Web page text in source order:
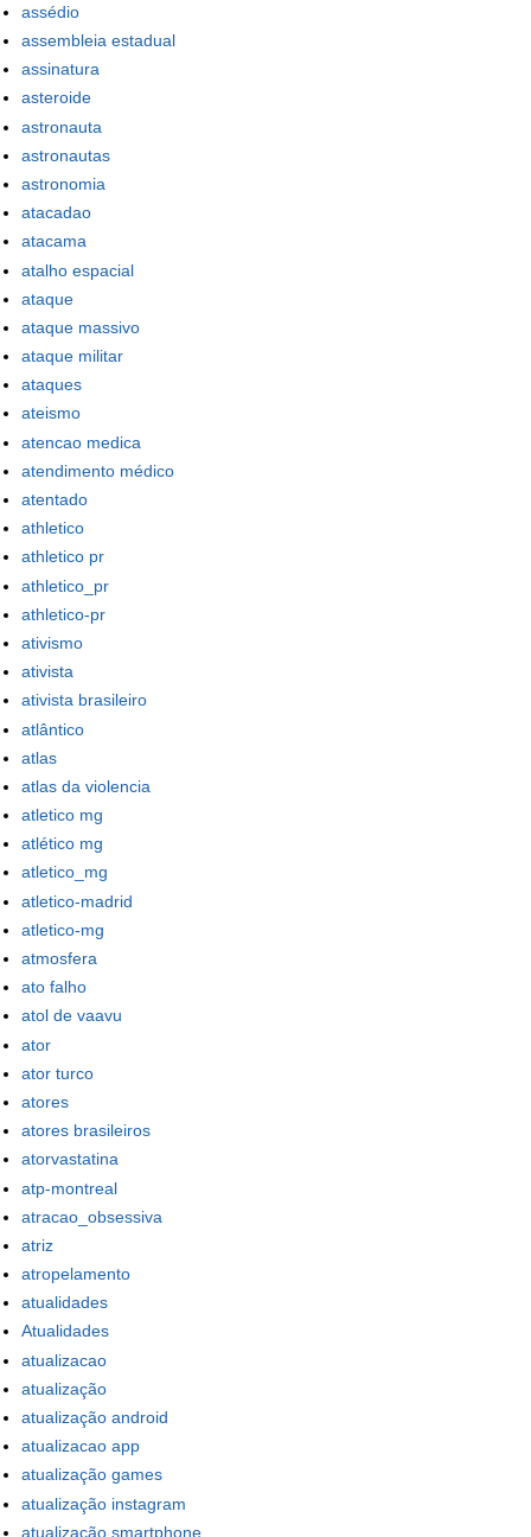
assédio
assembleia estadual
assinatura
asteroide
astronauta
astronautas
astronomia
atacadao
atacama
atalho espacial
ataque
ataque massivo
ataque militar
ataques
ateismo
atencao medica
atendimento médico
atentado
athletico
athletico pr
athletico_pr
athletico-pr
ativismo
ativista
ativista brasileiro
atlântico
atlas
atlas da violencia
atletico mg
atlético mg
atletico_mg
atletico-madrid
atletico-mg
atmosfera
ato falho
atol de vaavu
ator
ator turco
atores
atores brasileiros
atorvastatina
atp-montreal
atracao_obsessiva
atriz
atropelamento
atualidades
Atualidades
atualizacao
atualização
atualização android
atualizacao app
atualização games
atualização instagram
atualização smartphone